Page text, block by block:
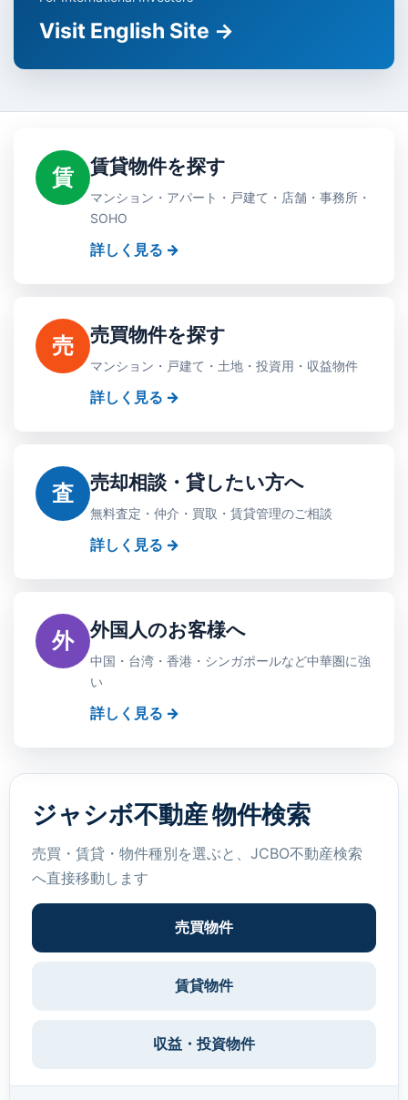
Visit English Site →
賃 賃貸物件を探す
マンション・アパート・戸建て・店舗・事務所・
SOHO
詳しく見る →
売 売買物件を探す
マンション・戸建て・土地・投資用・収益物件
詳しく見る →
査 売却相談・貸したい方へ
無料査定・仲介・買取・賃貸管理のご相談
詳しく見る →
外 外国人のお客様へ
中国・台湾・香港・シンガポールなど中華圏に強
い
詳しく見る →
ジャシボ不動産 物件検索
売買・賃貸・物件種別を選ぶと、JCBO不動産検索
へ直接移動します
売買物件
賃貸物件
収益・投資物件